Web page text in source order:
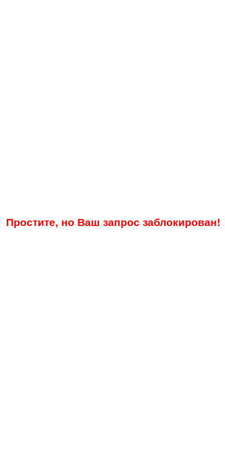
Простите, но Ваш запрос заблокирован!